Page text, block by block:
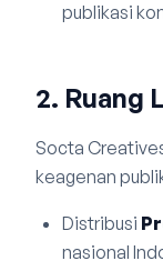
publikasi
2. Ruang
Socta
keagenan
Distribusi
nasional